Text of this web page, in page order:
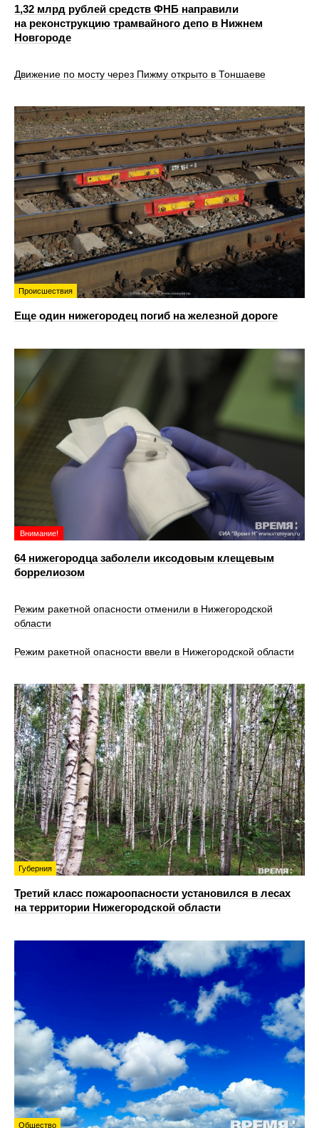
1,32 млрд рублей средств ФНБ направили
на реконструкцию трамвайного депо в Нижнем
Новгороде
Движение по мосту через Пижму открыто в Тоншаеве
Происшествия
Еще один нижегородец погиб на железной дороге
Внимание!
64 нижегородца заболели иксодовым клещевым
боррелиозом
Режим ракетной опасности отменили в Нижегородской
области
Режим ракетной опасности ввели в Нижегородской области
Губерния
Третий класс пожароопасности установился в лесах
на территории Нижегородской области
Общество